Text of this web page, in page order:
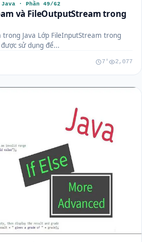
· Phần 49/62
và FileOutputStream trong
trong Java Lớp FileInputStream trong
sử dụng để...
7' 2,077